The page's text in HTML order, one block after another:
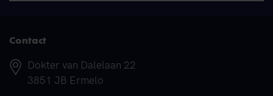
Contact
Adres
Dokter van Dalelaan 22
3851 JB Ermelo